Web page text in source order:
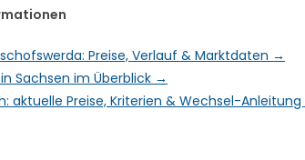
Preise, Verlauf & Marktdaten →
Sachsen im Überblick →
aktuelle Preise, Kriterien & Wechsel-